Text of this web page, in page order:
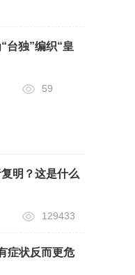
台独”编织“皇
59
明？这是什么
129433
症状反而更危